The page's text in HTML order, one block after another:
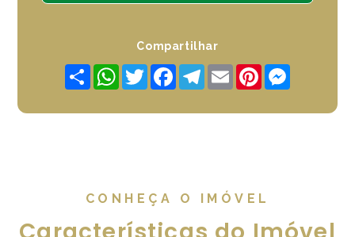
Compartilhar
Share WhatsApp
TwitterFacebookTelegram
Email Pinterest
CONHEÇA O IMÓVEL